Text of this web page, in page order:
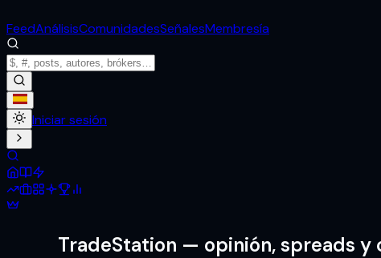
FeedAnálisisComunidadesSeñalesMembresía
Iniciar sesión
TradeStation — opinión, spreads y